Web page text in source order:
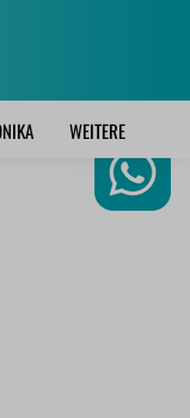
WEITERE